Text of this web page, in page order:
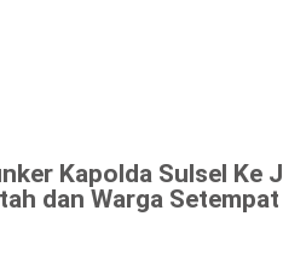
Kapolda Sulsel Ke
dan Warga Setempat